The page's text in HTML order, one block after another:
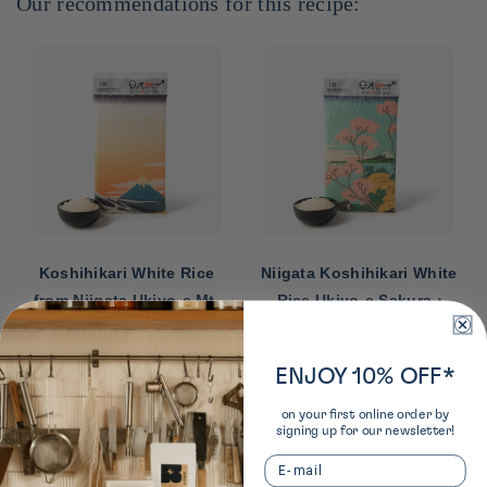
Koshihikari White Rice
from Niigata Ukiyo-e Mt.
Fuji ⋅ Kuriya ⋅ 150g
Niigata Koshihikari White
Rice Ukiyo-e Sakura ⋅
‹ ENJOY 10% OFF*
on your first online order by
signing up for our newsletter!
Email